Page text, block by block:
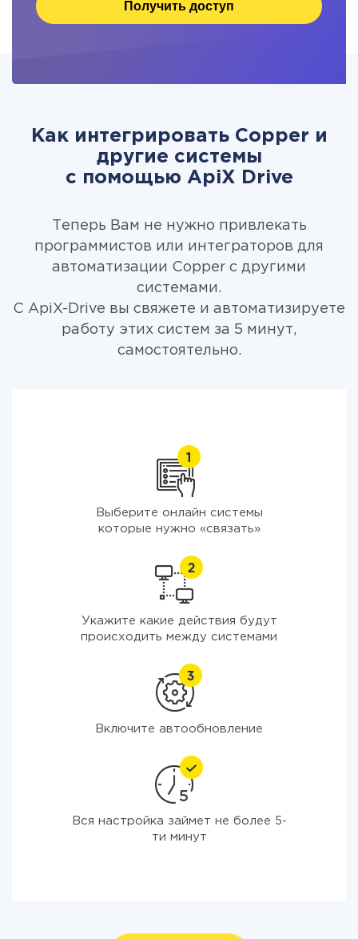
Получить доступ
Как интегрировать Copper и
другие системы
c помощью ApiX Drive
Теперь Вам не нужно привлекать
программистов или интеграторов для
автоматизации Copper с другими
системами.
С ApiX-Drive вы свяжете и автоматизируете
работу этих систем за 5 минут,
самостоятельно.
Выберите онлайн системы
которые нужно «связать»
Укажите какие действия будут
происходить между системами
Включите автообновление
Вся настройка займет не более 5-
ти минут